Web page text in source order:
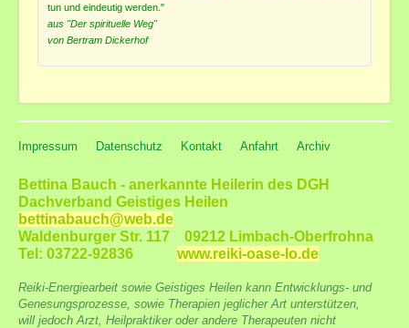
tun und eindeutig werden."
aus "Der spirituelle Weg"
von Bertram Dickerhof
Impressum Datenschutz Kontakt Anfahrt Archiv
Bettina Bauch - anerkannte Heilerin des DGH
Dachverband Geistiges Heilen
bettinabauch@web.de
Waldenburger Str. 117 09212 Limbach-Oberfrohna
Tel: 03722-92836 www.reiki-oase-lo.de
Reiki-Energiearbeit sowie Geistiges Heilen kann Entwicklungs- und
Genesungsprozesse, sowie Therapien jeglicher Art unterstützen,
will jedoch Arzt, Heilpraktiker oder andere Therapeuten nicht